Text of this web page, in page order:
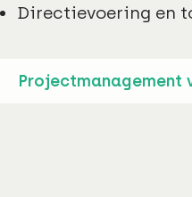
Directievoering en
Projectmanagement